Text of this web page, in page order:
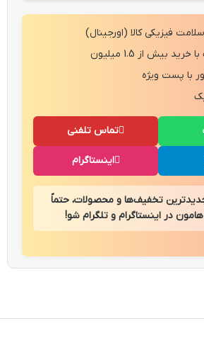
فیزیکی کالا (اورجینال)
بیش از 1.5 میلیون
با پست ویژه
تماس تلفنی
اینستاگرام
تخفیف‌ها و محصولات، حتماً
در اینستاگرام و تلگرام شو!